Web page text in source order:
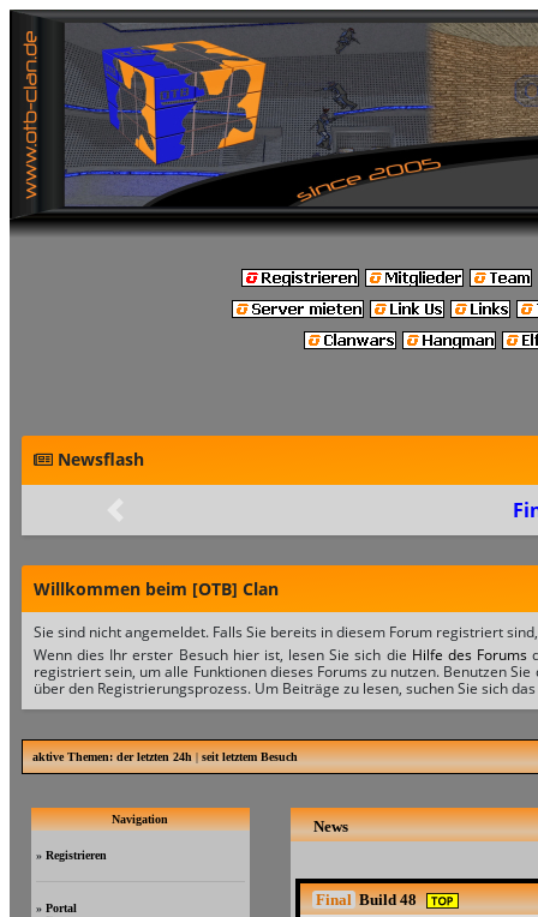
Newsflash
Willkommen beim [OTB] Clan
Sie sind nicht angemeldet. Falls Sie bereits in diesem Forum registriert
Wenn dies Ihr erster Besuch hier ist, lesen Sie sich die Hilfe des Forums
registriert sein, um alle Funktionen dieses Forums zu nutzen. Benutzen
über den Registrierungsprozess. Um Beiträge zu lesen, suchen Sie sich
aktive Themen:der letzten 24h|seit letztem Besuch
Navigation
» Registrieren
» Portal
News
Final Build 48